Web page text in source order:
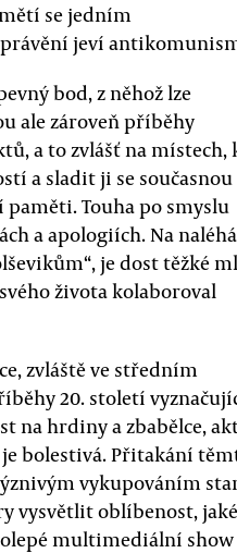
se jedním
jeví
bod, z něhož lze
ale zároveň příběhy
a to zvlášť na místech,
a sladit ji se současnou
Touha po smyslu
a apologiích. Na
je dost těžké
života kolaboroval
zvláště ve středním
20. století
na hrdiny a zbabělce,
bolestivá. Přitakání
vykupováním
vysvětlit oblíbenost, jaké
multimediální show